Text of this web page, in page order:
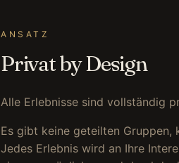
ANSATZ
Privat by Design
Alle Erlebnisse sind vollständig
Es gibt keine geteilten
Jedes Erlebnis wird an Ihre